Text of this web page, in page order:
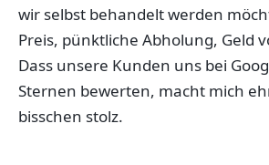
wir selbst behandelt werden
Preis, pünktliche Abholung, Geld
Dass unsere Kunden uns bei
Sternen bewerten, macht mich
bisschen stolz.